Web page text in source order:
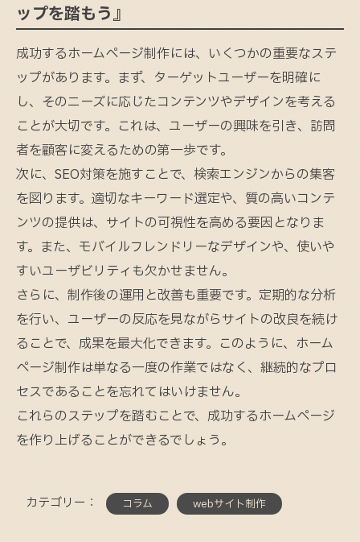
ップを踏もう』
成功するホームページ制作には、いくつかの重要なステ
ップがあります。まず、ターゲットユーザーを明確に
し、そのニーズに応じたコンテンツやデザインを考える
ことが大切です。これは、ユーザーの興味を引き、訪問
者を顧客に変えるための第一歩です。
次に、SEO対策を施すことで、検索エンジンからの集客
を図ります。適切なキーワード選定や、質の高いコンテ
ンツの提供は、サイトの可視性を高める要因となりま
す。また、モバイルフレンドリーなデザインや、使いや
すいユーザビリティも欠かせません。
さらに、制作後の運用と改善も重要です。定期的な分析
を行い、ユーザーの反応を見ながらサイトの改良を続け
ることで、成果を最大化できます。このように、ホーム
ページ制作は単なる一度の作業ではなく、継続的なプロ
セスであることを忘れてはいけません。
これらのステップを踏むことで、成功するホームページ
を作り上げることができるでしょう。
カテゴリー： コラム webサイト制作